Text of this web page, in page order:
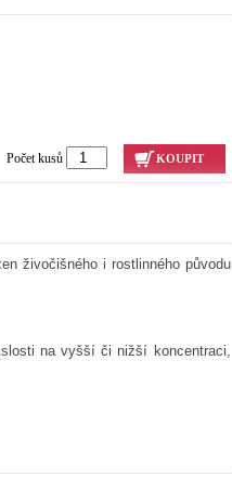
Počet kusů KOUPIT
živočišného i rostlinného původu
na vyšší či nižší koncentraci,